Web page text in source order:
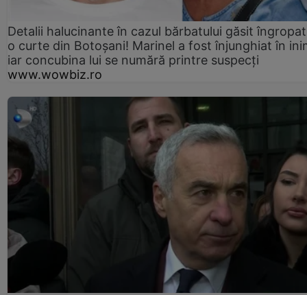
Detalii halucinante în cazul bărbatului găsit
o curte din Botoșani! Marinel a fost înjunghiat în
iar concubina lui se numără printre suspecți
www.wowbiz.ro